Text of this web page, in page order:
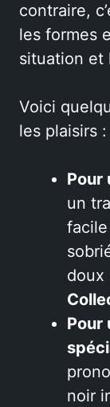
contraire,
les formes
situation et
Voici
les plaisirs :
Pour
un
doux
Pour
noir